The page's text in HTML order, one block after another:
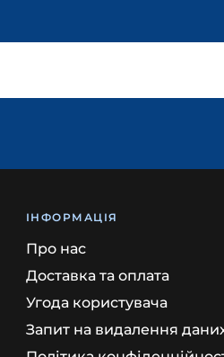
ІНФОРМАЦІЯ
Про нас
Доставка та оплата
Угода користувача
Запит на видалення